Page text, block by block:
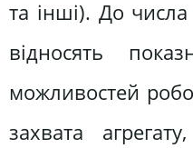
та інші). До числа
відносять
можливостей
захвата